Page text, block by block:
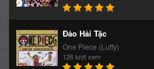
Đảo Hải Tặc
One Piece (Luffy)
126 lượt xem